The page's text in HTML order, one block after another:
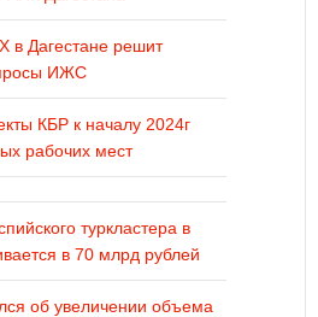
в Дагестане решит
ИЖС
КБР к началу 2024г
рабочих мест
туркластера в
в 70 млрд рублей
об увеличении объема